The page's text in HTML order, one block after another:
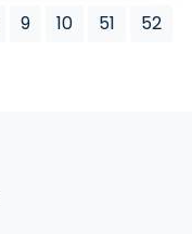
9 10 51 52